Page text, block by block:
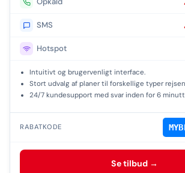
SMS
Hotspot
Intuitivt og brugervenligt interface.
Stort udvalg af planer til forskellige typer
24/7 kundesupport med svar inden for 6
RABATKODE
Se tilbud →